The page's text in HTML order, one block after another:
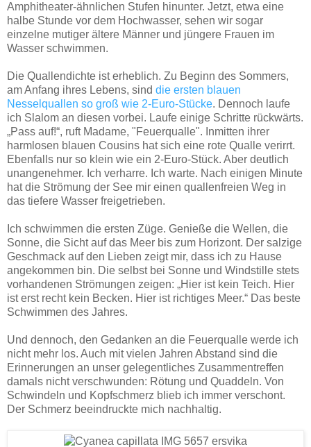
Amphitheater-ähnlichen Stufen hinunter. Jetzt, etwa eine
halbe Stunde vor dem Hochwasser, sehen wir sogar
einzelne mutiger ältere Männer und jüngere Frauen im
Wasser schwimmen.
Die Quallendichte ist erheblich. Zu Beginn des Sommers,
am Anfang ihres Lebens, sind die ersten blauen
Nesselquallen so groß wie 2-Euro-Stücke. Dennoch laufe
ich Slalom an diesen vorbei. Laufe einige Schritte rückwärts.
„Pass auf!“, ruft Madame, "Feuerqualle". Inmitten ihrer
harmlosen blauen Cousins hat sich eine rote Qualle verirrt.
Ebenfalls nur so klein wie ein 2-Euro-Stück. Aber deutlich
unangenehmer. Ich verharre. Ich warte. Nach einigen Minute
hat die Strömung der See mir einen quallenfreien Weg in
das tiefere Wasser freigetrieben.
Ich schwimmen die ersten Züge. Genieße die Wellen, die
Sonne, die Sicht auf das Meer bis zum Horizont. Der salzige
Geschmack auf den Lieben zeigt mir, dass ich zu Hause
angekommen bin. Die selbst bei Sonne und Windstille stets
vorhandenen Strömungen zeigen: „Hier ist kein Teich. Hier
ist erst recht kein Becken. Hier ist richtiges Meer.“ Das beste
Schwimmen des Jahres.
Und dennoch, den Gedanken an die Feuerqualle werde ich
nicht mehr los. Auch mit vielen Jahren Abstand sind die
Erinnerungen an unser gelegentliches Zusammentreffen
damals nicht verschwunden: Rötung und Quaddeln. Von
Schwindeln und Kopfschmerz blieb ich immer verschont.
Der Schmerz beeindruckte mich nachhaltig.